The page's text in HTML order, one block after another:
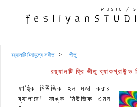
রয়্যালটি বিনামূল্যে সঙ্গীত ভীতু
রয়্যালটি ফ্রি ভীতু
ফাঙ্কি মিউজিক হল মজা করার
ব্যাপারে! ফাঙ্ক মিউজিক এমন